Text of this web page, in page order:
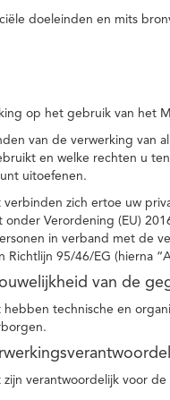
doeleinden en mits
op het gebruik van het
van de verwerking van
en welke rechten u
uitoefenen.
zich ertoe uw
Verordening (EU)
in verband met de
95/46/EG (hierna
van de
technische en
verantwoordelijk voor